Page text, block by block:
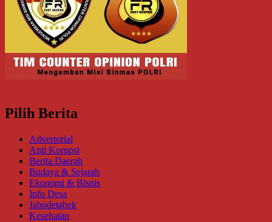
Pilih Berita
Advertorial
Anti Korupsi
Berita Daerah
Budaya & Sejarah
Ekonomi & Bisnis
Info Desa
Jabodetabek
Kesehatan